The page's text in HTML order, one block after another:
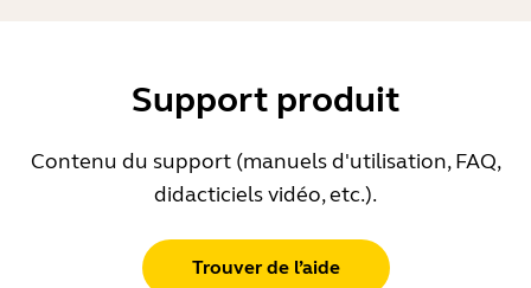
Support produit
Contenu du support (manuels d'utilisation, FAQ,
didacticiels vidéo, etc.).
Trouver de l’aide